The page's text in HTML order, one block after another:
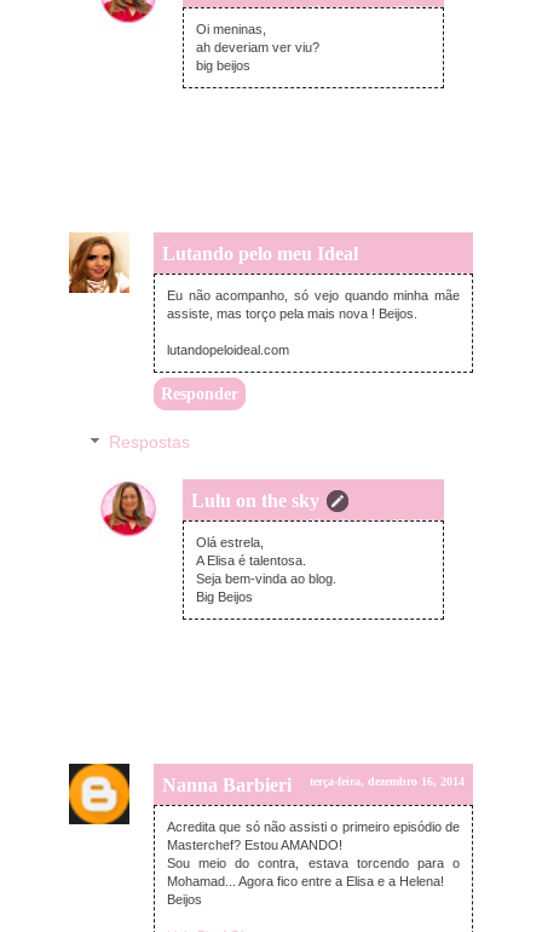
quarta-feira, dezembro 17, 2014
Oi meninas,
ah deveriam ver viu?
big beijos
Lutando pelo meu Ideal
terça-feira, dezembro 16, 2014
Eu não acompanho, só vejo quando minha mãe
assiste, mas torço pela mais nova ! Beijos.
lutandopeloideal.com
Responder
Respostas
Lulu on the sky
quarta-feira, dezembro 17, 2014
Olá estrela,
A Elisa é talentosa.
Seja bem-vinda ao blog.
Big Beijos
Nanna Barbieri terça-feira, dezembro 16, 2014
Acredita que só não assisti o primeiro episódio de
Masterchef? Estou AMANDO!
Sou meio do contra, estava torcendo para o
Mohamad... Agora fico entre a Elisa e a Helena!
Beijos